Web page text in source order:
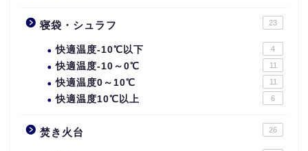
寝袋・シュラフ 23
快適温度-10℃以下 4
快適温度-10～0℃ 11
快適温度0～10℃ 11
快適温度10℃以上 6
焚き火台 26